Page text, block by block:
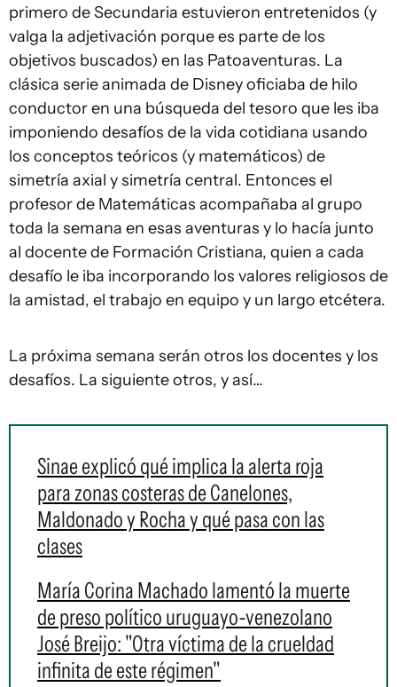
primero de Secundaria estuvieron entretenidos (y
valga la adjetivación porque es parte de los
objetivos buscados) en las Patoaventuras. La
clásica serie animada de Disney oficiaba de hilo
conductor en una búsqueda del tesoro que les iba
imponiendo desafíos de la vida cotidiana usando
los conceptos teóricos (y matemáticos) de
simetría axial y simetría central. Entonces el
profesor de Matemáticas acompañaba al grupo
toda la semana en esas aventuras y lo hacía junto
al docente de Formación Cristiana, quien a cada
desafío le iba incorporando los valores religiosos de
la amistad, el trabajo en equipo y un largo etcétera.
La próxima semana serán otros los docentes y los
desafíos. La siguiente otros, y así…
Sinae explicó qué implica la alerta roja
para zonas costeras de Canelones,
Maldonado y Rocha y qué pasa con las
clases
María Corina Machado lamentó la muerte
de preso político uruguayo-venezolano
José Breijo: "Otra víctima de la crueldad
infinita de este régimen"